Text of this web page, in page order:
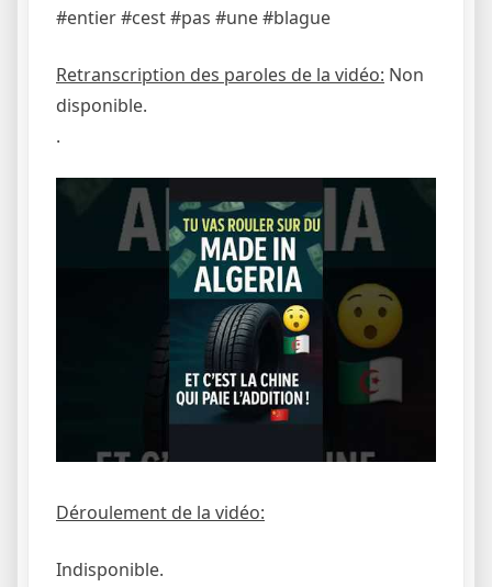
#entier #cest #pas #une #blague
Retranscription des paroles de la vidéo: Non
disponible.
.
Déroulement de la vidéo:
Indisponible.